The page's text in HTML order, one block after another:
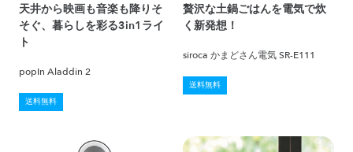
天井から映画も音楽も降りそ
そぐ、暮らしを彩る3in1ライ
ト
popIn Aladdin 2
送料無料
贅沢な土鍋ごはんを電気で炊
く新発想！
siroca かまどさん電気 SR-E111
送料無料